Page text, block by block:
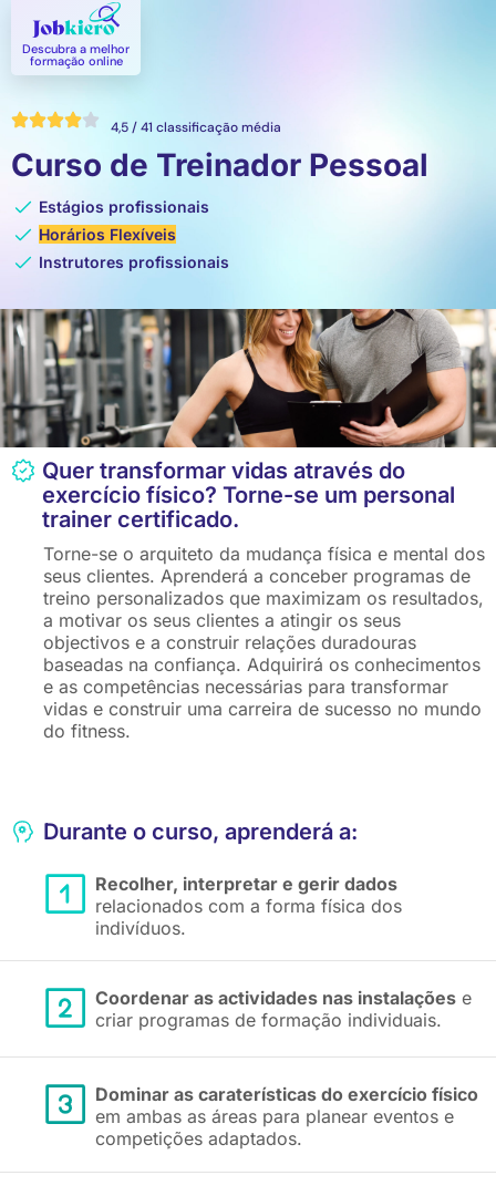
Descubra a melhor
formação online​
4,5 / 41 classificação média
Curso de Treinador Pessoal
Estágios profissionais
Horários Flexíveis
Instrutores profissionais
Quer transformar vidas através do
exercício físico? Torne-se um personal
trainer certificado.
Torne-se o arquiteto da mudança física e mental dos
seus clientes. Aprenderá a conceber programas de
treino personalizados que maximizam os resultados,
a motivar os seus clientes a atingir os seus
objectivos e a construir relações duradouras
baseadas na confiança. Adquirirá os conhecimentos
e as competências necessárias para transformar
vidas e construir uma carreira de sucesso no mundo
do fitness.
Durante o curso, aprenderá a:
Recolher, interpretar e gerir dados
relacionados com a forma física dos
indivíduos.
Coordenar as actividades nas instalações e
criar programas de formação individuais.
Dominar as caraterísticas do exercício físico
em ambas as áreas para planear eventos e
competições adaptados.